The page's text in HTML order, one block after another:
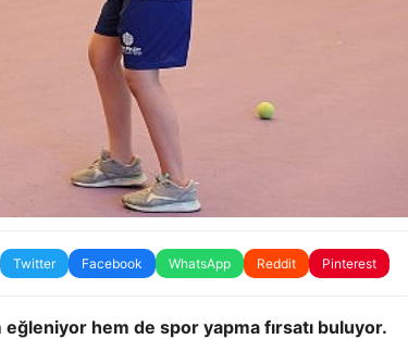
Twitter Facebook WhatsApp Reddit Pinterest
hem de spor yapma fırsatı buluyor.